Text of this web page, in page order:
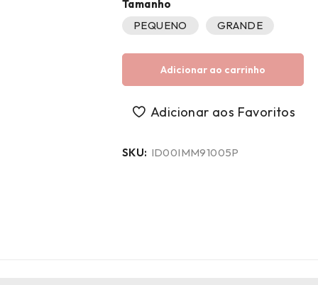
Tamanho
PEQUENO
GRANDE
Adicionar ao carrinho
SKU: ID00IMM91005P